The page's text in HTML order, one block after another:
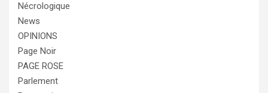
Nécrologique
News
OPINIONS
Page Noir
PAGE ROSE
Parlement